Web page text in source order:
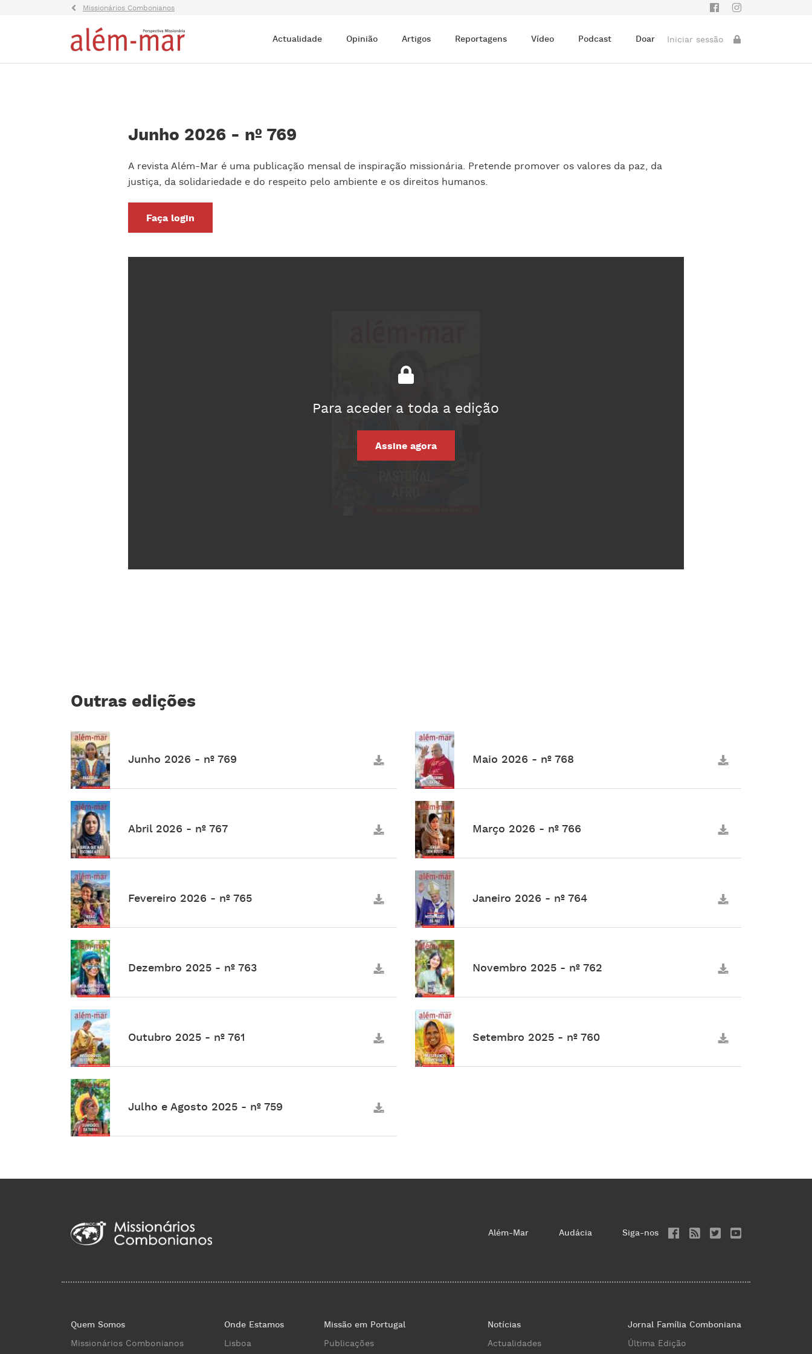
Missionários Combonianos
Actualidade Opinião Artigos Reportagens Vídeo Podcast Doar Iniciar sessão
Junho 2026 - nº 769
A revista Além-Mar é uma publicação mensal de inspiração missionária. Pretende promover os valores da paz, da
justiça, da solidariedade e do respeito pelo ambiente e os direitos humanos.
Faça login
Para aceder a toda a edição
Assine agora
Outras edições
Junho 2026 - nº 769 Maio 2026 - nº 768
Abril 2026 - nº 767 Março 2026 - nº 766
Fevereiro 2026 - nº 765 Janeiro 2026 - nº 764
Dezembro 2025 - nº 763 Novembro 2025 - nº 762
Outubro 2025 - nº 761 Setembro 2025 - nº 760
Julho e Agosto 2025 - nº 759
Além-Mar Audácia Siga-nos
Quem Somos
Missionários Combonianos
Onde Estamos
Lisboa
Missão em Portugal
Publicações
Notícias
Actualidades
Jornal Família Comboniana
Última Edição